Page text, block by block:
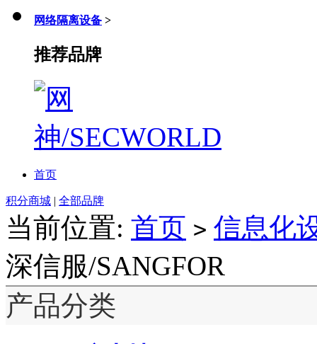
网络隔离设备 >
推荐品牌
首页
积分商城 | 全部品牌
当前位置: 首页 > 信息化
深信服/SANGFOR
产品分类